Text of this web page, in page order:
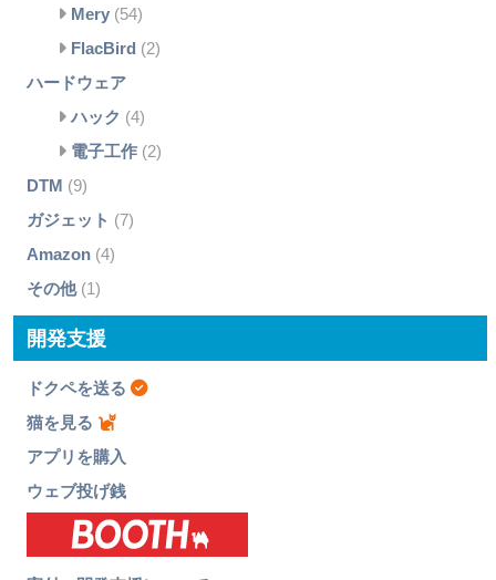
Mery(54)
FlacBird (2)
ハードウェア
ハック (4)
電子工作(2)
DTM (9)
ガジェット (7)
Amazon(4)
その他(1)
開発支援
ドクペを送る
猫を見る
アプリを購入
ウェブ投げ銭